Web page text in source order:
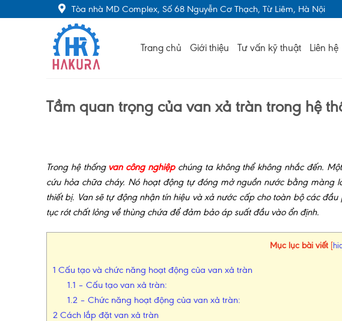
Tòa nhà MD Complex, Số 68 Nguyễn Cơ Thạch, Từ Liêm, Hà Nội
Trang chủ Giới thiệu Tư vấn kỹ thuật Liên hệ
Tầm quan trọng của van xả tràn trong hệ
Trong hệ thống van công nghiệp chúng ta không thể không nhắc đến.
cứu hỏa chữa cháy. Nó hoạt động tự đóng mở nguồn nước bằng màng
thiết bị. Van sẽ tự động nhận tín hiệu và xả nước cấp cho toàn bộ các
tục rót chất lỏng về thùng chứa để đảm bảo áp suất đầu vào ổn định.
Mục lục bài viết
1 Cấu tạo và chức năng hoạt động của van xả tràn
1.1 – Cấu tạo van xả tràn:
1.2 – Chức năng hoạt động của van xả tràn:
2 Cách lắp đặt van xả tràn